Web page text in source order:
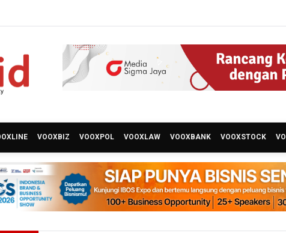
VOOXBIZ VOOXPOL VOOXLAW VOOXBANK VOOXSTOCK